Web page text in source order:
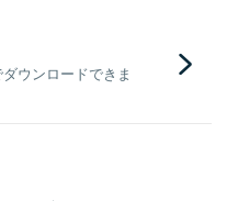
ウンロードできま